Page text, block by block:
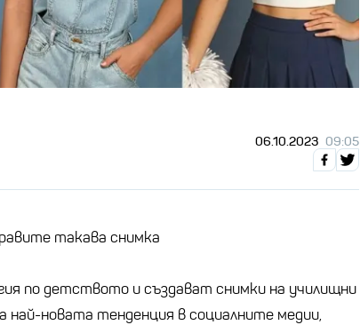
06.10.2023 09:05
такава снимка
по детството и създават снимки на училищни
най-новата тенденция в социалните медии,